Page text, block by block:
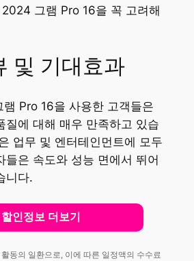
그램 Pro 16을 꼭 고려해
및 기대효과
Pro 16을 사용한 고객들은
질에 대해 매우 만족하고 있습
업무 및 엔터테인먼트에 모두
들은 속도와 성능 면에서 뛰어
니다.
할인정보 더보기
동의 일환으로, 이에 따른 일정액의 수수료